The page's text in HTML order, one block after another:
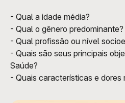
- Qual a idade média?
- Qual o gênero predominante?
- Qual profissão ou nível
- Quais são seus principais
Saúde?
- Quais características e dores